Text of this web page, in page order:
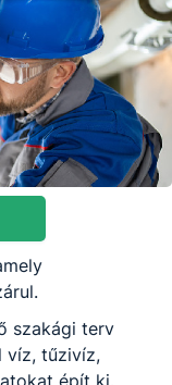
szakági terv
víz, tűzivíz,
épít ki.